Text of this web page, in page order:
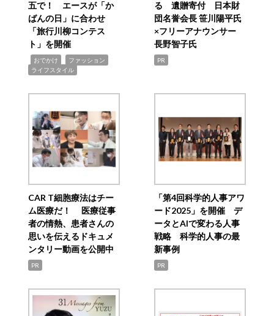
五で！ エースが「か
ばんの日」に合わせ
「旅行川柳コンテス
ト」を開催
おでかけ ファッション
ライフスタイル
る 遺贈寄付 日本財
団名誉会長 笹川陽平氏
×フリーアナウンサー
長野智子氏
PR
CAR T細胞療法はチー
ム医療だ！ 医療従事
者の情熱、患者さんの
思いを伝えるドキュメ
ンタリー動画を公開中
PR
「第4回科学的人事アワ
ード2025」を開催 デ
ータとAIで変わる人事
戦略 科学的人事の最
新事例
PR